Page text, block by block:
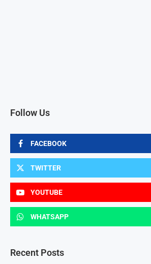
Follow Us
FACEBOOK
TWITTER
YOUTUBE
WHATSAPP
Recent Posts